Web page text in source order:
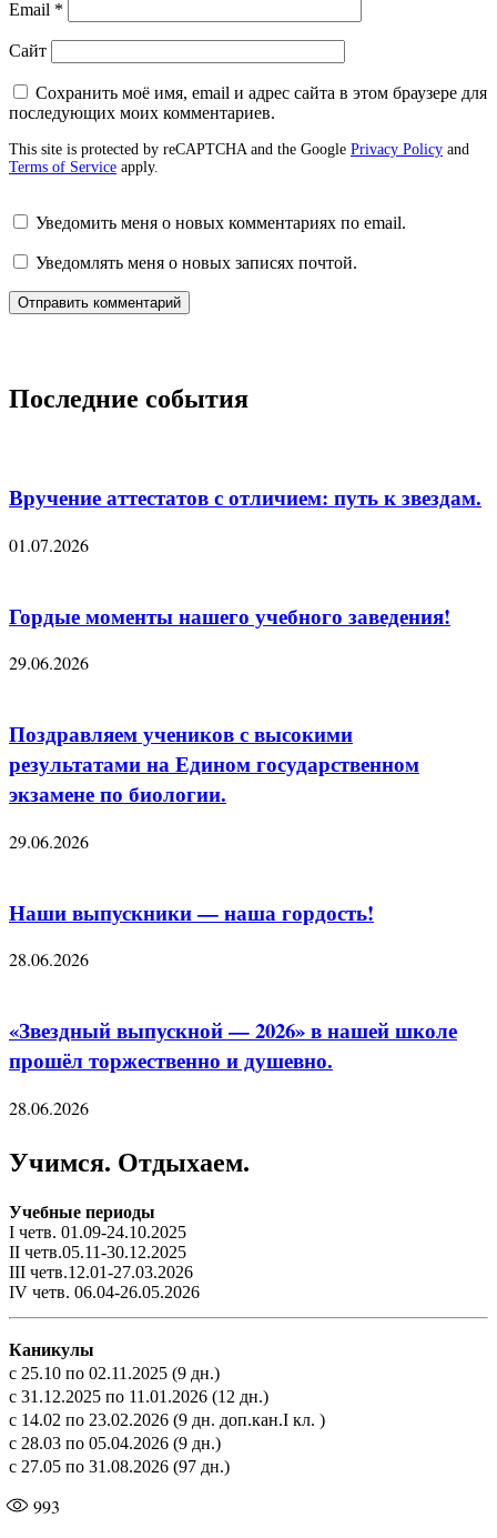
Email *
Сайт
Сохранить моё имя, email и адрес сайта в этом браузере для
последующих моих комментариев.
This site is protected by reCAPTCHA and the Google Privacy Policy and
Terms of Service apply.
Уведомить меня о новых комментариях по email.
Уведомлять меня о новых записях почтой.
Последние события
Вручение аттестатов с отличием: путь к звездам.
01.07.2026
Гордые моменты нашего учебного заведения!
29.06.2026
Поздравляем учеников с высокими
результатами на Едином государственном
экзамене по биологии.
29.06.2026
Наши выпускники — наша гордость!
28.06.2026
«Звездный выпускной — 2026» в нашей школе
прошёл торжественно и душевно.
28.06.2026
Учимся. Отдыхаем.
Учебные периоды
I четв. 01.09-24.10.2025
II четв.05.11-30.12.2025
III четв.12.01-27.03.2026
IV четв. 06.04-26.05.2026
Каникулы
с 25.10 по 02.11.2025 (9 дн.)
с 31.12.2025 по 11.01.2026 (12 дн.)
с 14.02 по 23.02.2026 (9 дн. доп.кан.I кл. )
с 28.03 по 05.04.2026 (9 дн.)
с 27.05 по 31.08.2026 (97 дн.)
993